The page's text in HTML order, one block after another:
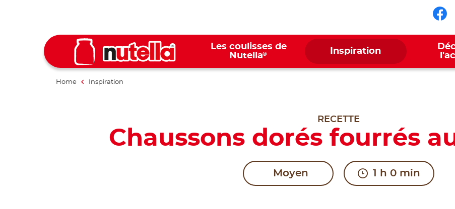
Les coulisses de
Nutella® Inspiration
Home Inspiration
RECETTE
Chaussons dorés fourrés
Moyen 1 h 0 min